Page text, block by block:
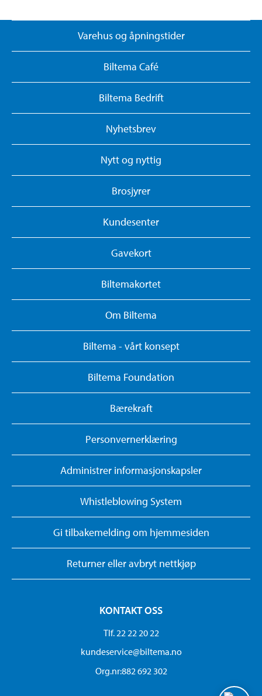
Varehus og åpningstider
Biltema Café
Biltema Bedrift
Nyhetsbrev
Nytt og nyttig
Brosjyrer
Kundesenter
Gavekort
Biltemakortet
Om Biltema
Biltema - vårt konsept
Biltema Foundation
Bærekraft
Personvernerklæring
Administrer informasjonskapsler
Whistleblowing System
Gi tilbakemelding om hjemmesiden
Returner eller avbryt nettkjøp
KONTAKT OSS
Tlf. 22 22 20 22
kundeservice@biltema.no
Org.nr:882 692 302